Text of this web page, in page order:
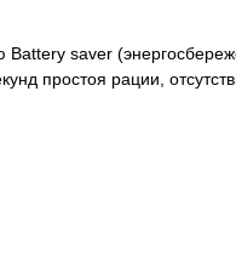
saver
простоя рации,